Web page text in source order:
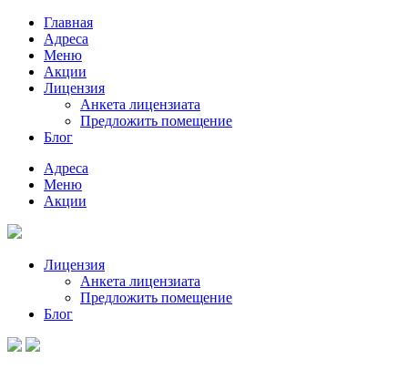
Главная
Адреса
Меню
Акции
Лицензия
Анкета лицензиата
Предложить помещение
Блог
Адреса
Меню
Акции
Лицензия
Анкета лицензиата
Предложить помещение
Блог